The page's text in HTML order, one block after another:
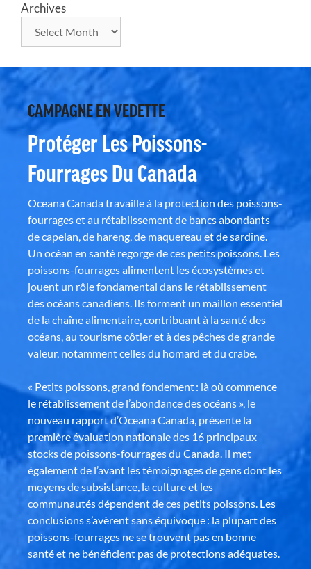
Archives
CAMPAGNE EN VEDETTE
Protéger Les Poissons-
Fourrages Du Canada
Oceana Canada travaille à la protection des poissons-
fourrages et au rétablissement de bancs abondants
de capelan, de hareng, de maquereau et de sardine.
Un océan en santé regorge de ces petits poissons. Les
poissons-fourrages alimentent les écosystèmes et
jouent un rôle fondamental dans le rétablissement
des océans canadiens. Ils forment un maillon essentiel
de la chaîne alimentaire, contribuant à la santé des
océans, au tourisme côtier et à des pêches de grande
valeur, notamment celles du homard et du crabe.
« Petits poissons, grand fondement : là où commence
le rétablissement de l’abondance des océans », le
nouveau rapport d’Oceana Canada, présente la
première évaluation nationale des 16 principaux
stocks de poissons-fourrages du Canada. Il met
également de l’avant les témoignages de gens dont les
moyens de subsistance, la culture et les
communautés dépendent de ces petits poissons. Les
conclusions s’avèrent sans équivoque : la plupart des
poissons-fourrages ne se trouvent pas en bonne
santé et ne bénéficient pas de protections adéquates.